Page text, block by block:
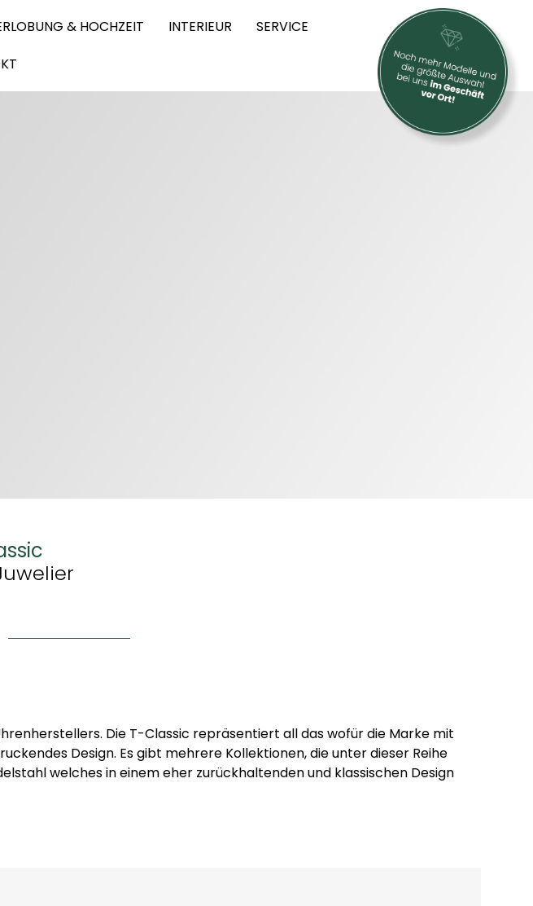
& HOCHZEIT INTERIEUR
SERVICE
Die T-Classic repräsentiert all das wofür die Marke mit
Design. Es gibt mehrere Kollektionen, die unter dieser Reihe
welches in einem eher zurückhaltenden und klassischen Design